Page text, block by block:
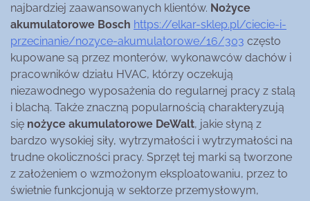
najbardziej zaawansowanych klientów. Nożyce
akumulatorowe Bosch https://elkar-sklep.pl/ciecie-i-
przecinanie/nozyce-akumulatorowe/16/303 często
kupowane są przez monterów, wykonawców dachów i
pracowników działu HVAC, którzy oczekują
niezawodnego wyposażenia do regularnej pracy z stalą
i blachą. Także znaczną popularnością charakteryzują
się nożyce akumulatorowe DeWalt, jakie słyną z
bardzo wysokiej siły, wytrzymałości i wytrzymałości na
trudne okoliczności pracy. Sprzęt tej marki są tworzone
z założeniem o wzmożonym eksploatowaniu, przez to
świetnie funkcjonują w sektorze przemysłowym,